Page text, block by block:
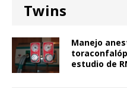
Twins
Manejo
estudio de